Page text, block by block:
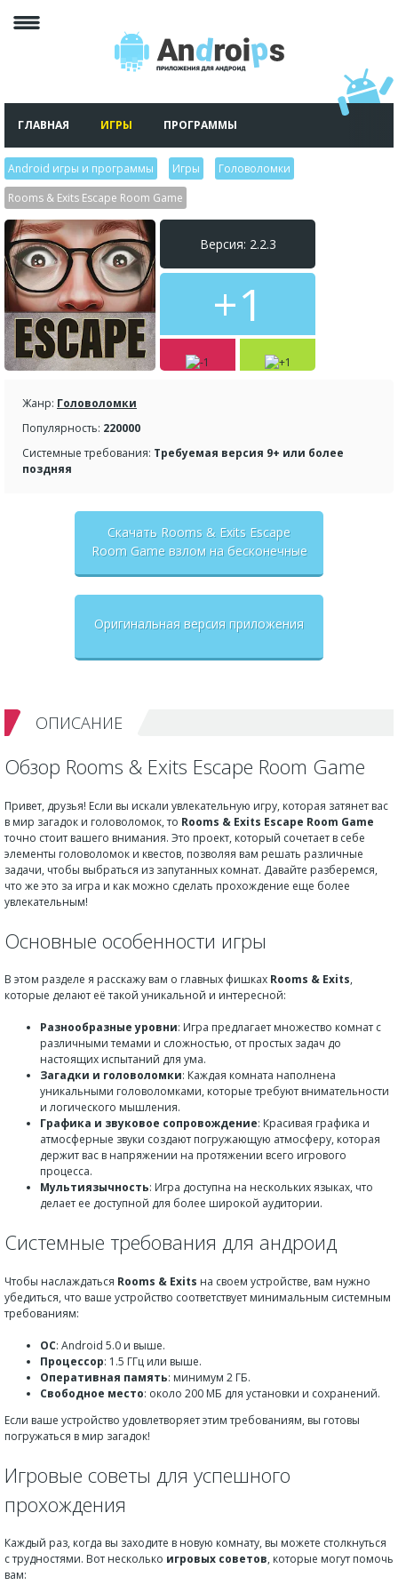
ГЛАВНАЯ ИГРЫ ПРОГРАММЫ
Android игры и программы Игры Головоломки
Rooms & Exits Escape Room Game
Версия: 2.2.3
+1
Жанр: Головоломки
Популярность: 220000
Системные требования: Требуемая версия 9+ или более
поздняя
Скачать Rooms & Exits Escape
Room Game взлом на бесконечные
Оригинальная версия приложения
ОПИСАНИЕ
Обзор Rooms & Exits Escape Room Game
Привет, друзья! Если вы искали увлекательную игру, которая затянет вас
в мир загадок и головоломок, то Rooms & Exits Escape Room Game
точно стоит вашего внимания. Это проект, который сочетает в себе
элементы головоломок и квестов, позволяя вам решать различные
задачи, чтобы выбраться из запутанных комнат. Давайте разберемся,
что же это за игра и как можно сделать прохождение еще более
увлекательным!
Основные особенности игры
В этом разделе я расскажу вам о главных фишках Rooms & Exits,
которые делают её такой уникальной и интересной:
Разнообразные уровни: Игра предлагает множество комнат с
различными темами и сложностью, от простых задач до
настоящих испытаний для ума.
Загадки и головоломки: Каждая комната наполнена
уникальными головоломками, которые требуют внимательности
и логического мышления.
Графика и звуковое сопровождение: Красивая графика и
атмосферные звуки создают погружающую атмосферу, которая
держит вас в напряжении на протяжении всего игрового
процесса.
Мультиязычность: Игра доступна на нескольких языках, что
делает ее доступной для более широкой аудитории.
Системные требования для андроид
Чтобы наслаждаться Rooms & Exits на своем устройстве, вам нужно
убедиться, что ваше устройство соответствует минимальным системным
требованиям:
ОС: Android 5.0 и выше.
Процессор: 1.5 ГГц или выше.
Оперативная память: минимум 2 ГБ.
Свободное место: около 200 МБ для установки и сохранений.
Если ваше устройство удовлетворяет этим требованиям, вы готовы
погружаться в мир загадок!
Игровые советы для успешного
прохождения
Каждый раз, когда вы заходите в новую комнату, вы можете столкнуться
с трудностями. Вот несколько игровых советов, которые могут помочь
вам: